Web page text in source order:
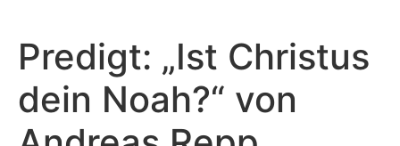
Predigt: „Ist Christus
dein Noah?“ von